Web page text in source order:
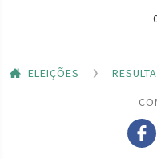
ELEIÇÕES